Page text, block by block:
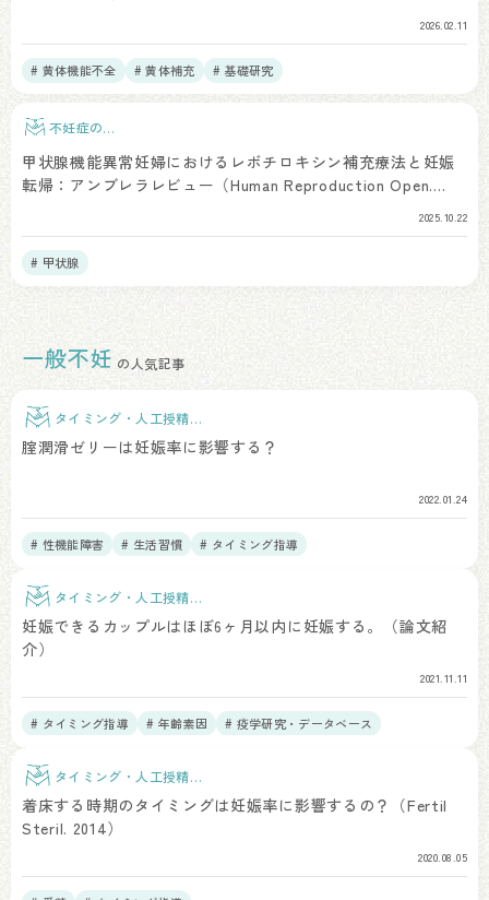
2026.02.11
# 黄体機能不全 # 黄体補充 # 基礎研究
不妊症の検
甲状腺機能異常妊婦におけるレボチロキシン補充療法と妊娠
転帰：アンブレラレビュー（Human Reproduction Open.
2025.10.22
# 甲状腺
一般不妊 の人気記事
タイミング・人工授精治
腟潤滑ゼリーは妊娠率に影響する？
2022.01.24
# 性機能障害 # 生活習慣 # タイミング指導
タイミング・人工授精治
妊娠できるカップルはほぼ6ヶ月以内に妊娠する。（論文紹
介）
2021.11.11
# タイミング指導 # 年齢素因 # 疫学研究・データベース
タイミング・人工授精治
療
着床する時期のタイミングは妊娠率に影響するの？（Fertil
Steril. 2014）
2020.08.05